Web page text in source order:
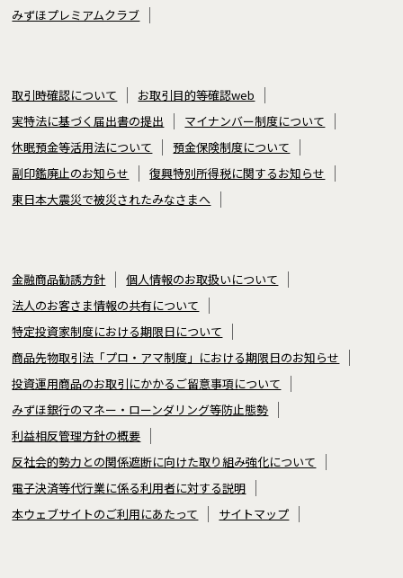
みずほプレミアムクラブ
取引時確認について
お取引目的等確認web
実特法に基づく届出書の提出
マイナンバー制度について
休眠預金等活用法について
預金保険制度について
副印鑑廃止のお知らせ
復興特別所得税に関するお知らせ
東日本大震災で被災されたみなさまへ
金融商品勧誘方針
個人情報のお取扱いについて
法人のお客さま情報の共有について
特定投資家制度における期限日について
商品先物取引法「プロ・アマ制度」における期限日のお知らせ
投資運用商品のお取引にかかるご留意事項について
みずほ銀行のマネー・ローンダリング等防止態勢
利益相反管理方針の概要
反社会的勢力との関係遮断に向けた取り組み強化について
電子決済等代行業に係る利用者に対する説明
本ウェブサイトのご利用にあたって
サイトマップ